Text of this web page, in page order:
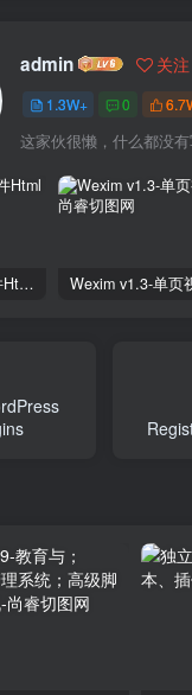
admin 关注
1.3W+ 0
这家伙很懒，什么都没
Lonyo-Sass和软件Html模板 Wexim v1.3-单页
Plugins